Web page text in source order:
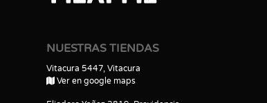
NUESTRAS TIENDAS
Vitacura 5447, Vitacura
Ver en google maps